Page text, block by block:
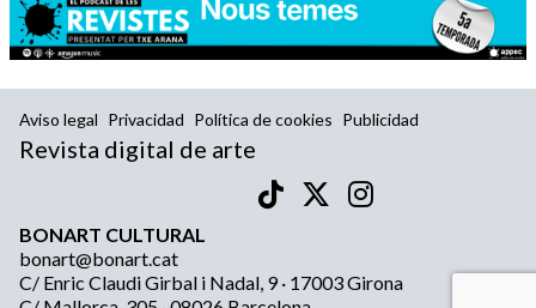
Aviso legal Privacidad Política de cookies Publicidad
Revista digital de arte
BONART CULTURAL
bonart@bonart.cat
C/ Enric Claudi Girbal i Nadal, 9 · 17003 Girona